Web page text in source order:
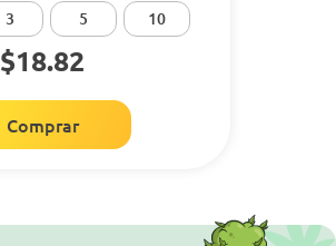
3 5 10
$18.82
Comprar